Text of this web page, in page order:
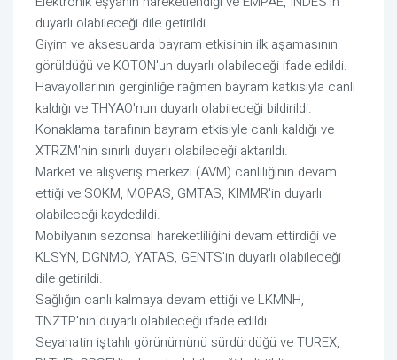
duyarlı olabileceği dile getirildi.
Giyim ve aksesuarda bayram etkisinin ilk aşamasının
görüldüğü ve KOTON'un duyarlı olabileceği ifade edildi.
Havayollarının gerginliğe rağmen bayram katkısıyla canlı
kaldığı ve THYAO'nun duyarlı olabileceği bildirildi.
Konaklama tarafının bayram etkisiyle canlı kaldığı ve
XTRZM'nin sınırlı duyarlı olabileceği aktarıldı.
Market ve alışveriş merkezi (AVM) canlılığının devam
ettiği ve SOKM, MOPAS, GMTAS, KIMMR'in duyarlı
olabileceği kaydedildi.
Mobilyanın sezonsal hareketliliğini devam ettirdiği ve
KLSYN, DGNMO, YATAS, GENTS'in duyarlı olabileceği
dile getirildi.
Sağlığın canlı kalmaya devam ettiği ve LKMNH,
TNZTP'nin duyarlı olabileceği ifade edildi.
Seyahatin iştahlı görünümünü sürdürdüğü ve TUREX,